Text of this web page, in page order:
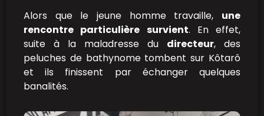
Alors que le jeune homme travaille, une
rencontre particulière survient. En effet,
suite à la maladresse du directeur, des
peluches de bathynome tombent sur Kôtarô
et ils finissent par échanger quelques
banalités.